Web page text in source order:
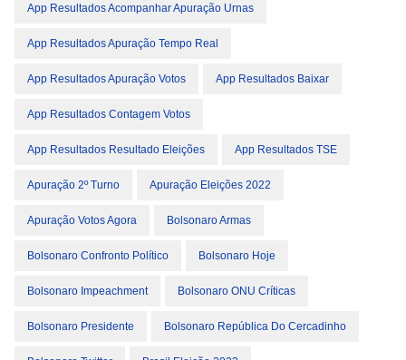
App Resultados Acompanhar Apuração Urnas
App Resultados Apuração Tempo Real
App Resultados Apuração Votos App Resultados Baixar
App Resultados Contagem Votos
App Resultados Resultado Eleições App Resultados TSE
Apuração 2º Turno Apuração Eleições 2022
Apuração Votos Agora Bolsonaro Armas
Bolsonaro Confronto Político Bolsonaro Hoje
Bolsonaro Impeachment Bolsonaro ONU Críticas
Bolsonaro Presidente Bolsonaro República Do Cercadinho